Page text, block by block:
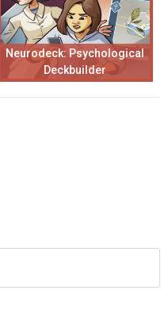
Neurodeck: Psychological
Deckbuilder